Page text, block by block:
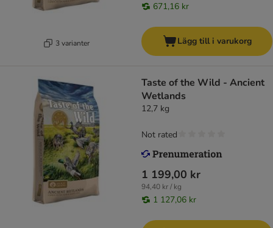
3 varianter
671,16 kr
Lägg till i varukorg
Taste of the Wild - Ancient
Wetlands
12,7 kg
1 199,00 kr
94,40 kr / kg
1 127,06 kr
Not rated